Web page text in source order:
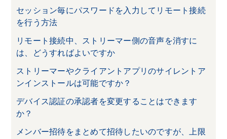
セッション毎にパスワードを入力してリモート接続
を行う方法
リモート接続中、ストリーマー側の音声を消すに
は、どうすればよいですか
ストリーマーやクライアントアプリのサイレントア
ンインストールは可能ですか？
デバイス認証の承認者を変更することはできます
か？
メンバー招待をまとめて招待したいのですが、上限